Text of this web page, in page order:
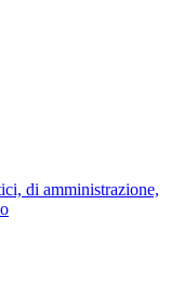
di amministrazione,